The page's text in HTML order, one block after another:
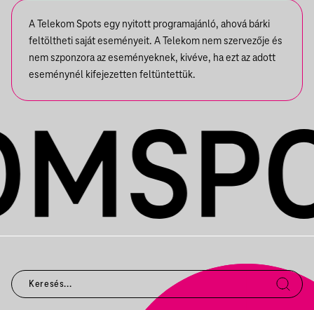
A Telekom Spots egy nyitott programajánló, ahová bárki
feltöltheti saját eseményeit. A Telekom nem szervezője és
nem szponzora az eseményeknek, kivéve, ha ezt az adott
eseménynél kifejezetten feltüntettük.